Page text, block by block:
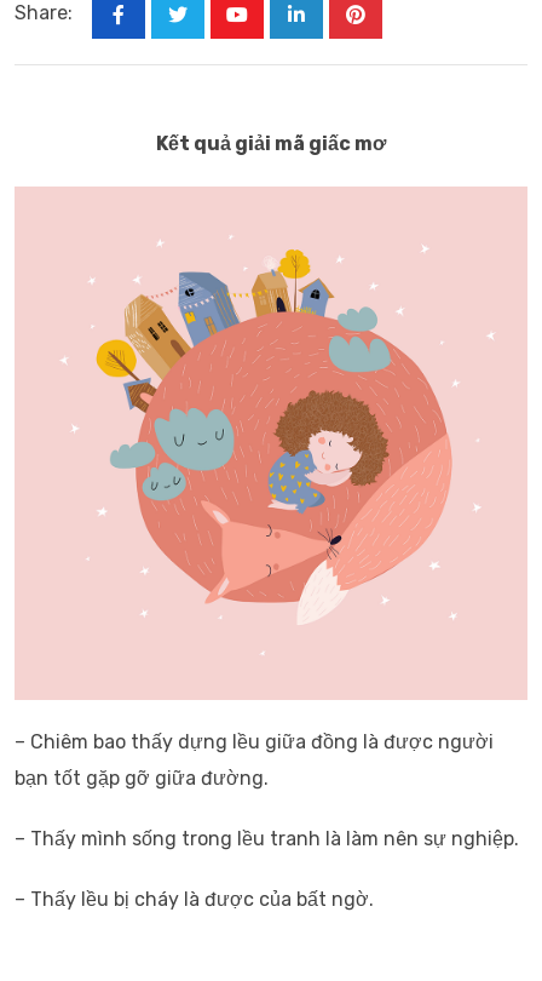
Share:
LinkedInPinterest
Kết quả giải mã giấc mơ
– Chiêm bao thấy dựng lều giữa đồng là được người
bạn tốt gặp gỡ giữa đường.
– Thấy mình sống trong lều tranh là làm nên sự nghiệp.
– Thấy lều bị cháy là được của bất ngờ.